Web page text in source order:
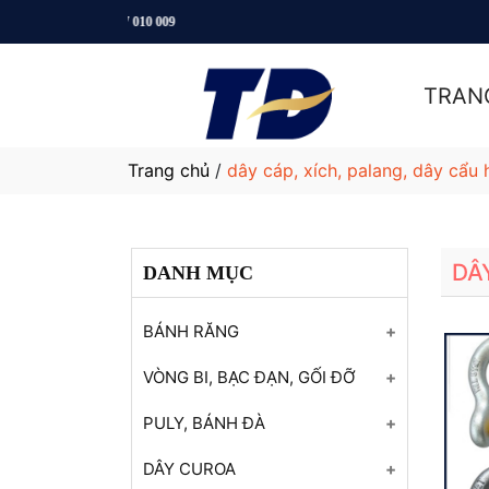
Trang chủ / dây cáp, xích, palang, dây cẩu
DANH MỤC
BÁNH RĂNG
Bánh răng
Bánh răng
Bánh răng
VÒNG BI, BẠC ĐẠN, GỐI ĐỠ
Vòng bi FAG
Vòng bi FAG
PULY, BÁNH ĐÀ
Puly đai dẹt
DÂY CUROA